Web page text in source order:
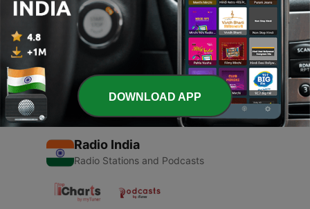
14 May 2020
¡A ver qué sale!
12 May 2020
Radio India
Radio Stations and Podcasts
DOWNLOAD APP